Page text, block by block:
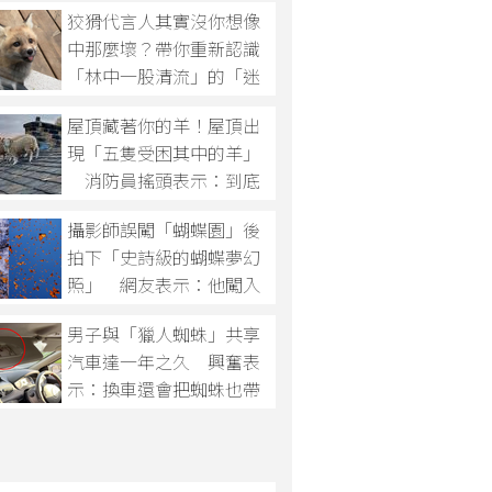
狡猾代言人其實沒你想像
中那麼壞？帶你重新認識
「林中一股清流」的「迷
屋頂藏著你的羊！屋頂出
現「五隻受困其中的羊」
消防員搖頭表示：到底
攝影師誤闖「蝴蝶園」後
拍下「史詩級的蝴蝶夢幻
照」 網友表示：他闖入
男子與「獵人蜘蛛」共享
汽車達一年之久 興奮表
示：換車還會把蜘蛛也帶